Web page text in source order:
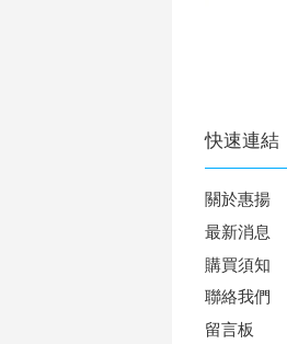
快速連結
關於惠揚
最新消息
購買須知
聯絡我們
留言板